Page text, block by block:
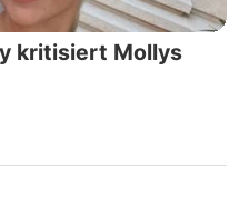
kritisiert Mollys